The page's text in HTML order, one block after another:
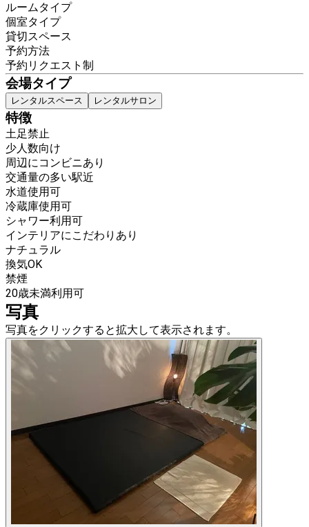
ルームタイプ
個室タイプ
貸切スペース
予約方法
予約リクエスト制
会場タイプ
レンタルスペース レンタルサロン
特徴
土足禁止
少人数向け
周辺にコンビニあり
交通量の多い駅近
水道使用可
冷蔵庫使用可
シャワー利用可
インテリアにこだわりあり
ナチュラル
換気OK
禁煙
20歳未満利用可
写真
写真をクリックすると拡大して表示されます。